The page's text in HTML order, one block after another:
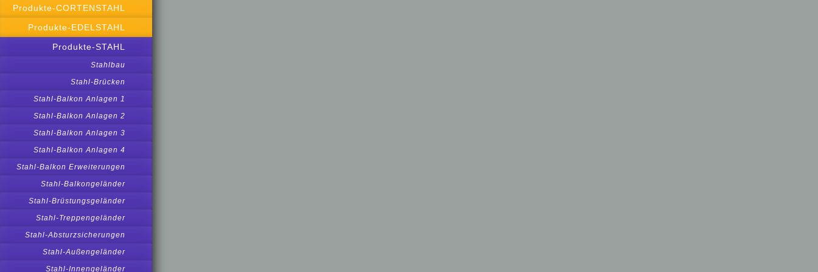
Produkte-CORTENSTAHL
Produkte-EDELSTAHL
Produkte-STAHL
Stahlbau
Stahl-Brücken
Stahl-Balkon Anlagen 1
Stahl-Balkon Anlagen 2
Stahl-Balkon Anlagen 3
Stahl-Balkon Anlagen 4
Stahl-Balkon Erweiterungen
Stahl-Balkongeländer
Stahl-Brüstungsgeländer
Stahl-Treppengeländer
Stahl-Absturzsicherungen
Stahl-Außengeländer
Stahl-Innengeländer